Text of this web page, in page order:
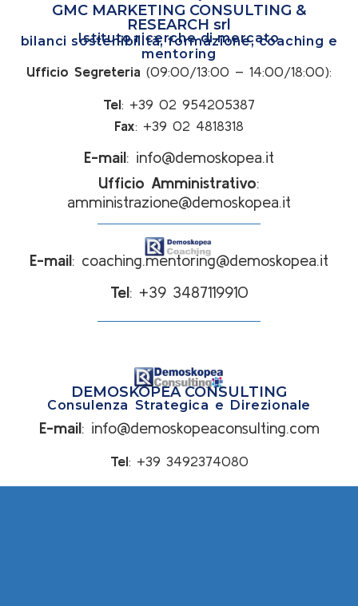
GMC MARKETING CONSULTING &
RESEARCH srl
Istituto ricerche di mercato
bilanci sostenibilità, formazione, coaching e
mentoring
Ufficio Segreteria (09:00/13:00 – 14:00/18:00):
Tel: +39 02 954205387
Fax: +39 02 4818318
E-mail: info@demoskopea.it
Ufficio Amministrativo:
amministrazione@demoskopea.it
E-mail: coaching.mentoring@demoskopea.it
Tel: +39 3487119910
DEMOSKOPEA CONSULTING
Consulenza Strategica e Direzionale
E-mail: info@demoskopeaconsulting.com
Tel: +39 3492374080